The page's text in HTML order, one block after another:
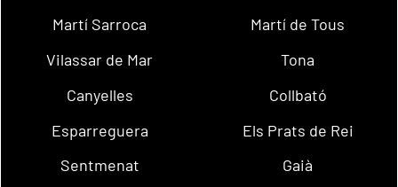
Martí Sarroca
Martí de Tous
Vilassar de Mar
Tona
Canyelles
Collbató
Esparreguera
Els Prats de Rei
Sentmenat
Gaià